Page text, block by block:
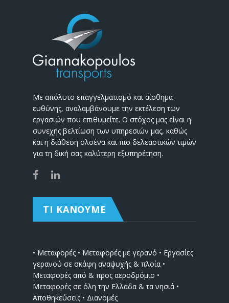
Με απόλυτο επαγγελματισμό και αίσθημα
ευθύνης, αναλαμβάνουμε την εκτέλεση των
εργασιών που επιθυμείτε. Ο στόχος μας είναι η
συνεχής βελτίωση των υπηρεσιών μας, καθώς
και η διάθεση ολοένα και πιο δελεαστικών τιμών
για τη δική σας καλύτερη εξυπηρέτηση.
ΤΙ ΚΑΝΟΥΜΕ
• Μεταφορές • Μεταφορές με γερανό • Εργασίες
γερανού σε σκάφη αναψυχής & πλοία •
Μεταφορές από & προς αεροδρόμιο •
Μεταφορές σε όλη την Ελλάδα & τα νησιά •
Αποθηκεύσεις • Διανομές